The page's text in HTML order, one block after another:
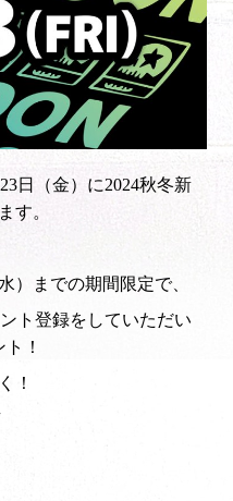
日（金）に2024秋冬新
す。
）までの期間限定で、
ト登録をしていただい
！
！